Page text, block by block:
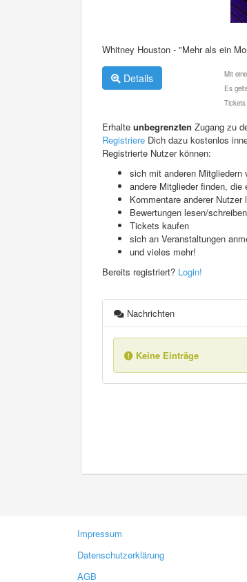
Whitney Houston - "Mehr als ein
Details
Mit
Es
Erhalte unbegrenzten Zugang zu
Registriere Dich dazu kostenlos
Registrierte Nutzer können:
sich mit anderen Mitgliedern
andere Mitglieder finden,
Kommentare anderer Nutzer
Bewertungen lesen/schreiben
Tickets kaufen
sich an Veranstaltungen
und vieles mehr!
Bereits registriert? Login!
Nachrichten
Keine Einträge
Impressum
Datenschutzerklärung
AGB